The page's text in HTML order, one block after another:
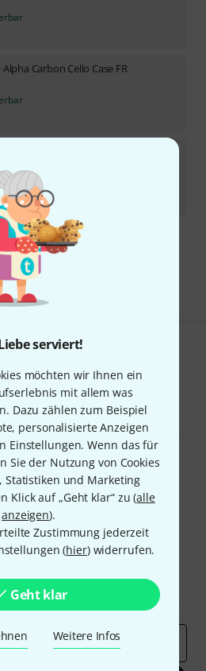
serviert!
möchten wir Ihnen ein
mit allem was
Dazu zählen zum Beispiel
personalisierte Anzeigen
Einstellungen. Wenn das für
Sie der Nutzung von Cookies
Statistiken und Marketing
Klick auf „Geht klar“ zu (alle
anzeigen).
Zustimmung jederzeit
(hier) widerrufen.
Geht klar
Weitere Infos
Alpha Carbon Cello Case FR
Versand ab 29 €
Preise inkl. MwSt.
Hilfe & Feedback
Newsletter
und gewinne mit
Gutscheinenüber jeweils50€
Deals Thomann Insights